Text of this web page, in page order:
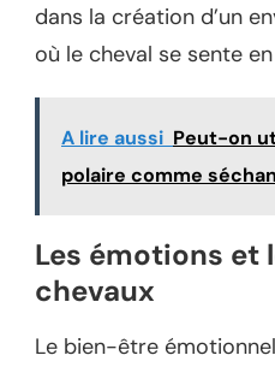
dans la création d’un
où le cheval se sente
A lire aussi Peut-on
polaire comme
Les émotions et
chevaux
Le bien-être